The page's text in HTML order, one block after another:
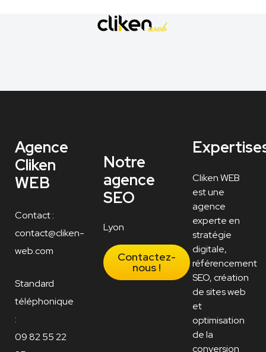
Agence
Cliken
WEB
Contact :
contact@cliken-
web.com
Standard
téléphonique
:
09 82 55 22
Notre
agence
SEO
Lyon
Contactez-
nous !
Cliken WEB
est une
agence
experte en
stratégie
digitale,
référencement
SEO, création
de sites web
et
optimisation
de la
conversion